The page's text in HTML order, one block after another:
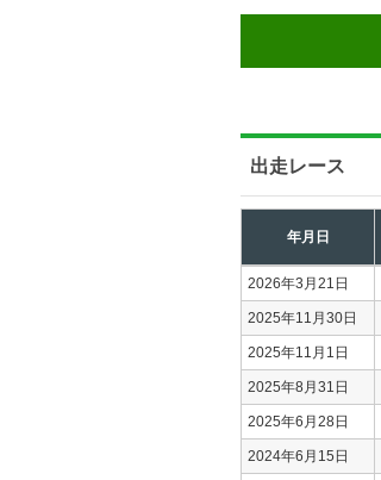
出走レース
年月日
2026年3月21日
2025年11月30日
2025年11月1日
2025年8月31日
2025年6月28日
2024年6月15日